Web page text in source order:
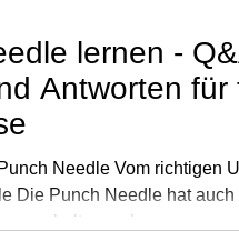
lernen -
Antworten für
Needle Vom richtigen
Die Punch Needle hat auch
gehalten... aber...